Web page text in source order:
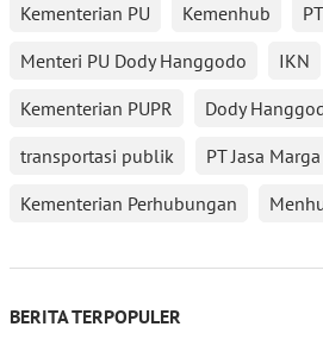
Kementerian PU Kemenhub
Menteri PU Dody Hanggodo
IKN
Kementerian PUPR
Dody
transportasi publik
PT Jasa Marga
Kementerian Perhubungan
BERITA TERPOPULER